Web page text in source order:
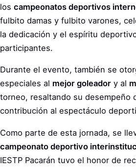
los campeonatos deportivos
fulbito damas y fulbito varones,
la dedicación y el espíritu
participantes.
Durante el evento, también se
especiales al mejor goleador y al
torneo, resaltando su desempeño
contribución al espectáculo
Como parte de esta jornada, se
campeonato deportivo
IESTP Pacarán tuvo el honor de